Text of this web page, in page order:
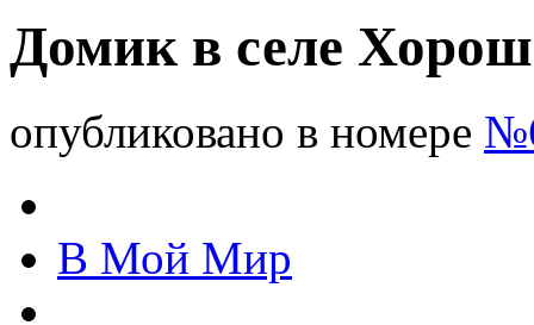
Домик в селе
опубликовано в номере
В Мой Мир